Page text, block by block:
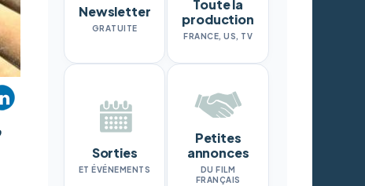
Newsletter
GRATUITE
Toute la
production
FRANCE, US, TV
Sorties
ET ÉVÉNEMENTS
Petites
annonces
DU FILM
FRANÇAIS